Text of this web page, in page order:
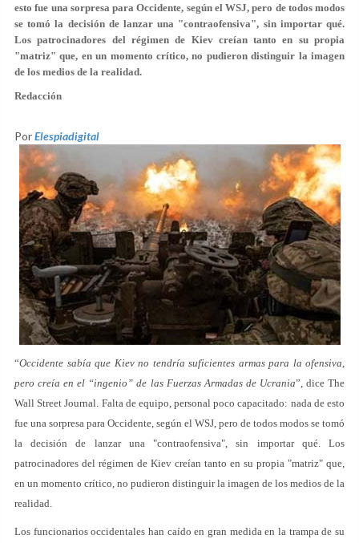
esto fue una sorpresa para Occidente, según el WSJ, pero de todos modos
se tomó la decisión de lanzar una "contraofensiva", sin importar qué.
Los patrocinadores del régimen de Kiev creían tanto en su propia
"matriz" que, en un momento crítico, no pudieron distinguir la imagen
de los medios de la realidad.
Redacción
PorElespiadigital
“Occidente sabía que Kiev no tendría suficientes armas para la ofensiva,
pero creía en el “ingenio” de las Fuerzas Armadas de Ucrania”, dice The
Wall Street Journal. Falta de equipo, personal poco capacitado: nada de esto
fue una sorpresa para Occidente, según el WSJ, pero de todos modos se tomó
la decisión de lanzar una "contraofensiva", sin importar qué. Los
patrocinadores del régimen de Kiev creían tanto en su propia "matriz" que,
en un momento crítico, no pudieron distinguir la imagen de los medios de la
realidad.
Los funcionarios occidentales han caído en gran medida en la trampa de su